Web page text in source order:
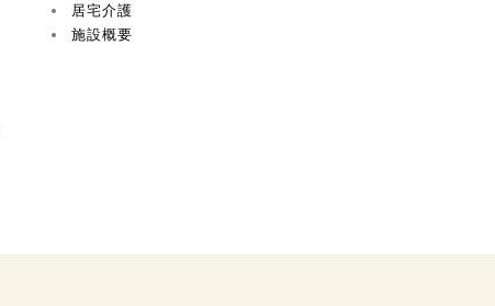
居宅介護
施設概要